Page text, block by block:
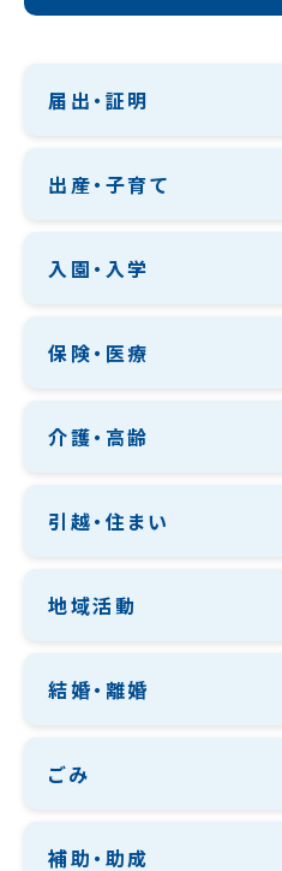
届出・証明
出産・子育て
入園・入学
保険・医療
介護・高齢
引越・住まい
地域活動
結婚・離婚
ごみ
補助・助成